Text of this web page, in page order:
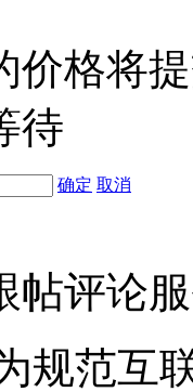
价格将
待
确定 取消
帖评论
规范互